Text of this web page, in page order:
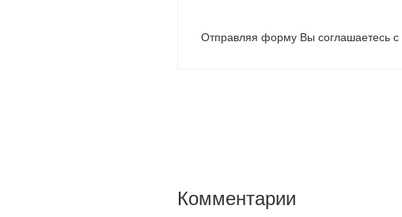
Отправляя форму Вы соглашаетесь с
Комментарии